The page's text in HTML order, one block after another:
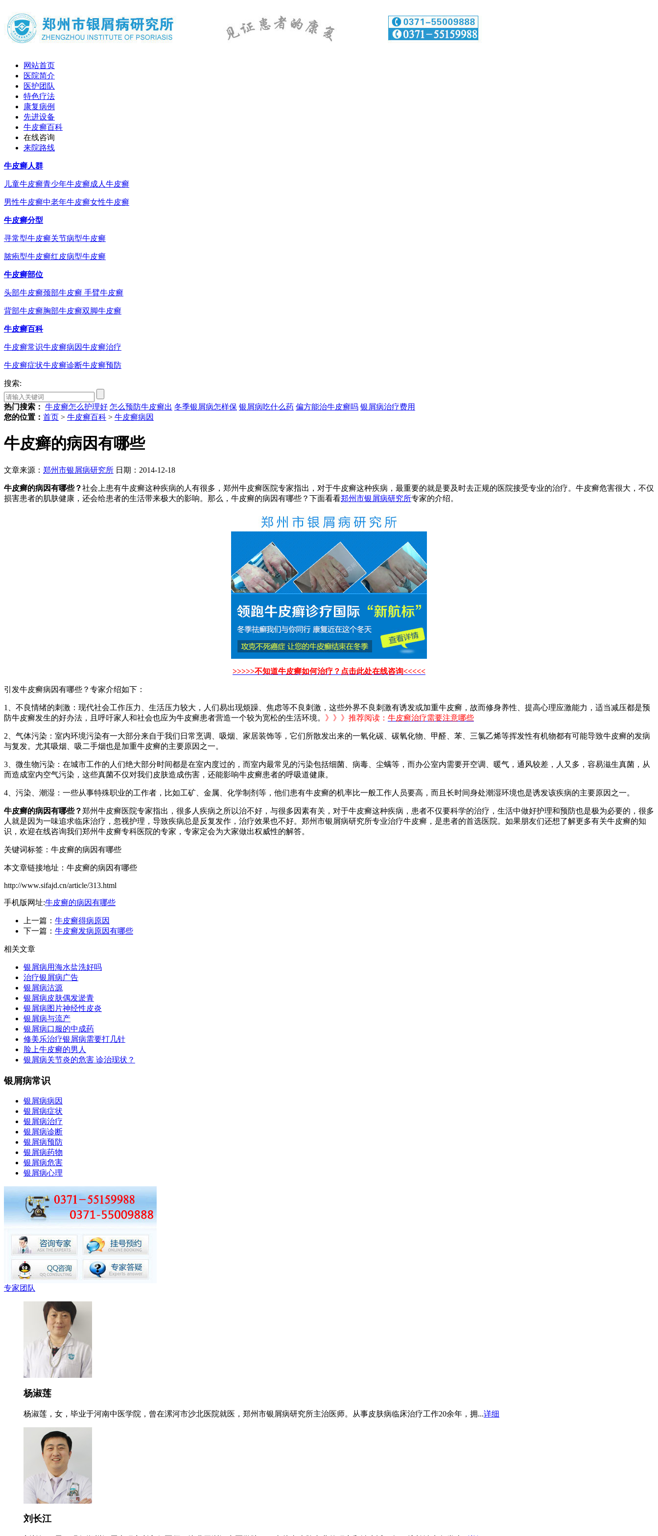
网站首页
医院简介
医护团队
特色疗法
康复病例
先进设备
牛皮癣百科
在线咨询
来院路线
牛皮癣人群
儿童牛皮癣青少年牛皮癣成人牛皮癣
男性牛皮癣中老年牛皮癣女性牛皮癣
牛皮癣分型
寻常型牛皮癣关节病型牛皮癣
脓疱型牛皮癣红皮病型牛皮癣
牛皮癣部位
头部牛皮癣颈部牛皮癣 手臂牛皮癣
背部牛皮癣胸部牛皮癣双脚牛皮癣
牛皮癣百科
牛皮癣常识牛皮癣病因牛皮癣治疗
牛皮癣症状牛皮癣诊断牛皮癣预防
搜索:
热门搜索： 牛皮癣怎么护理好 怎么预防牛皮癣出 冬季银屑病怎样保 银屑病吃什么药 偏方能治牛皮癣吗 银屑病治疗费用
您的位置： 首页 > 牛皮癣百科 > 牛皮癣病因
牛皮癣的病因有哪些
文章来源： 郑州市银屑病研究所 日期：2014-12-18
牛皮癣的病因有哪些？社会上患有牛皮癣这种疾病的人有很多，郑州牛皮癣医院专家指出，对于牛皮癣这种疾病，最重要的就是要及时去正规的医院接受专业的治疗。牛皮癣危害很大，不仅
损害患者的肌肤健康，还会给患者的生活带来极大的影响。那么，牛皮癣的病因有哪些？下面看看郑州市银屑病研究所专家的介绍。
>>>>>不知道牛皮癣如何治疗？点击此处在线咨询<<<<<
引发牛皮癣病因有哪些？专家介绍如下：
1、不良情绪的刺激：现代社会工作压力、生活压力较大，人们易出现烦躁、焦虑等不良刺激，这些外界不良刺激有诱发或加重牛皮癣，故而修身养性、提高心理应激能力，适当减压都是预
防牛皮癣发生的好办法，且呼吁家人和社会也应为牛皮癣患者营造一个较为宽松的生活环境。 》》》推荐阅读： 牛皮癣治疗需要注意哪些
2、气体污染：室内环境污染有一大部分来自于我们日常烹调、吸烟、家居装饰等，它们所散发出来的一氧化碳、碳氧化物、甲醛、苯、三氯乙烯等挥发性有机物都有可能导致牛皮癣的发病
与复发。尤其吸烟、吸二手烟也是加重牛皮癣的主要原因之一。
3、微生物污染：在城市工作的人们绝大部分时间都是在室内度过的，而室内最常见的污染包括细菌、病毒、尘螨等，而办公室内需要开空调、暖气，通风较差，人又多，容易滋生真菌，从
而造成室内空气污染，这些真菌不仅对我们皮肤造成伤害，还能影响牛皮癣患者的呼吸道健康。
4、污染、潮湿：一些从事特殊职业的工作者，比如工矿、金属、化学制剂等，他们患有牛皮癣的机率比一般工作人员要高，而且长时间身处潮湿环境也是诱发该疾病的主要原因之一。
牛皮癣的病因有哪些？郑州牛皮癣医院专家指出，很多人疾病之所以治不好，与很多因素有关，对于牛皮癣这种疾病，患者不仅要科学的治疗，生活中做好护理和预防也是极为必要的，很多
人就是因为一味追求临床治疗，忽视护理，导致疾病总是反复发作，治疗效果也不好。郑州市银屑病研究所专业治疗牛皮癣，是患者的首选医院。如果朋友们还想了解更多有关牛皮癣的知
识，欢迎在线咨询我们郑州牛皮癣专科医院的专家，专家定会为大家做出权威性的解答。
关键词标签：牛皮癣的病因有哪些
本文章链接地址：牛皮癣的病因有哪些
http://www.sifajd.cn/article/313.html
手机版网址:牛皮癣的病因有哪些
上一篇： 牛皮癣得病原因
下一篇： 牛皮癣发病原因有哪些
相关文章
银屑病用海水盐洗好吗
治疗银屑病广告
银屑病沽源
银屑病皮肤偶发淤青
银屑病图片神经性皮炎
银屑病与流产
银屑病口服的中成药
修美乐治疗银屑病需要打几针
脸上牛皮癣的男人
银屑病关节炎的危害 诊治现状？
银屑病常识
银屑病病因
银屑病症状
银屑病治疗
银屑病诊断
银屑病预防
银屑病药物
银屑病危害
银屑病心理
专家团队
杨淑莲
杨淑莲，女，毕业于河南中医学院，曾在漯河市沙北医院就医，郑州市银屑病研究所主治医师。从事皮肤病临床治疗工作20余年，拥...详细
刘长江